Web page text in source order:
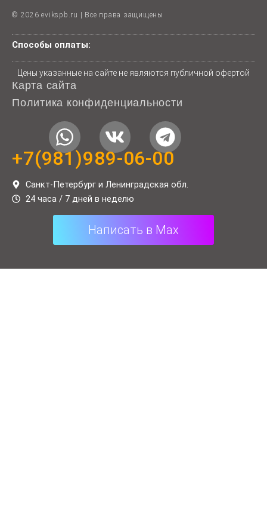
© 2026 evikspb.ru | Все права защищены
Способы оплаты:
Цены указанные на сайте не являются публичной офертой
Карта сайта
Политика конфиденциальности
W
h
a
t
s
p
p
V
k
T
e
l
e
g
r
a
m
+7(981)989-06-00
Санкт-Петербург и Ленинградская обл.
24 часа / 7 дней в неделю
Написать в Max